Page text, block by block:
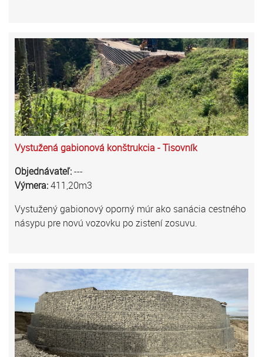
Vystužená gabionová konštrukcia - Tisovník
Objednávateľ:---
Výmera:411,20m3
Vystužený gabionový oporný múr ako sanácia cestného
násypu pre novú vozovku po zistení zosuvu.